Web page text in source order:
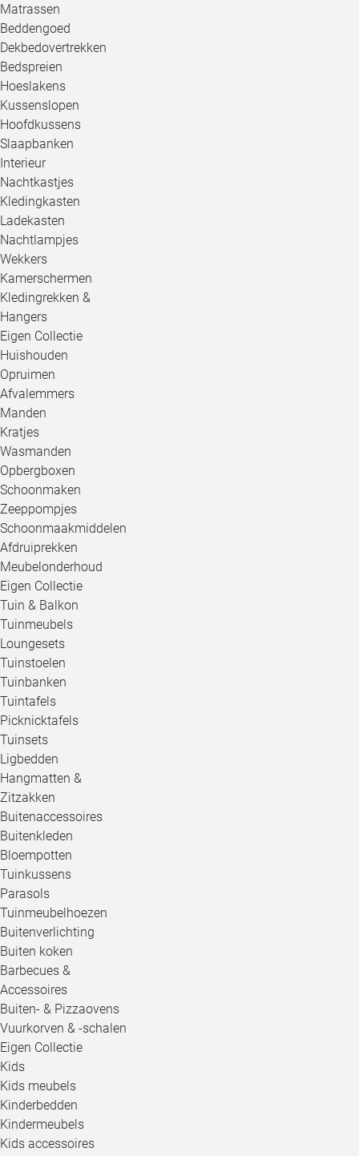
Matrassen
Beddengoed
Dekbedovertrekken
Bedspreien
Hoeslakens
Kussenslopen
Hoofdkussens
Slaapbanken
Interieur
Nachtkastjes
Kledingkasten
Ladekasten
Nachtlampjes
Wekkers
Kamerschermen
Kledingrekken &
Hangers
Eigen Collectie
Huishouden
Opruimen
Afvalemmers
Manden
Kratjes
Wasmanden
Opbergboxen
Schoonmaken
Zeeppompjes
Schoonmaakmiddelen
Afdruiprekken
Meubelonderhoud
Eigen Collectie
Tuin & Balkon
Tuinmeubels
Loungesets
Tuinstoelen
Tuinbanken
Tuintafels
Picknicktafels
Tuinsets
Ligbedden
Hangmatten &
Zitzakken
Buitenaccessoires
Buitenkleden
Bloempotten
Tuinkussens
Parasols
Tuinmeubelhoezen
Buitenverlichting
Buiten koken
Barbecues &
Accessoires
Buiten- & Pizzaovens
Vuurkorven & -schalen
Eigen Collectie
Kids
Kids meubels
Kinderbedden
Kindermeubels
Kids accessoires